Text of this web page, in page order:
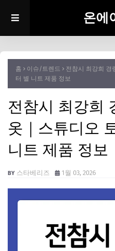
온에
홈 이슈/트렌드
전참시 최강희 경
터 별 니트 제품 정보
전참시 최강희
옷｜스튜디오
니트 제품 정보
스타베리즈 1월 03, 2026